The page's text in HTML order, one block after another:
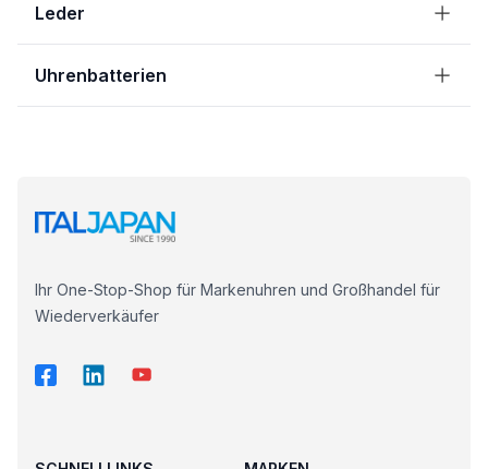
Leder
Uhrenbatterien
Ihr One-Stop-Shop für Markenuhren und Großhandel für
Wiederverkäufer